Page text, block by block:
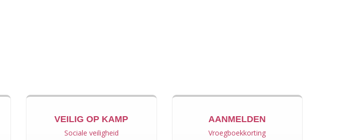
VEILIG OP KAMP
Sociale veiligheid
AANMELDEN
Vroegboekkorting